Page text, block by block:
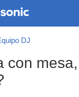
DJ
con